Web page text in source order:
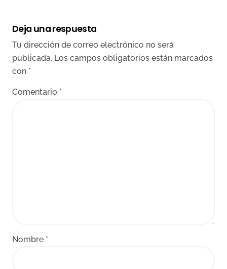
Deja una respuesta
Tu dirección de correo electrónico no será
publicada. Los campos obligatorios están marcados
con *
Comentario *
Nombre *